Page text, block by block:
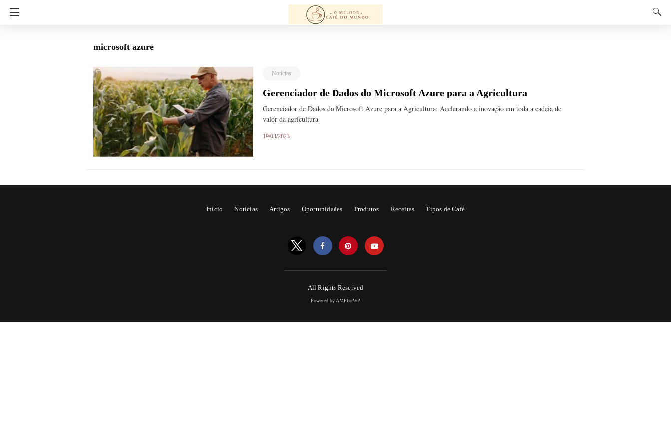
microsoft azure
Notícias
Gerenciador de Dados do Microsoft Azure para a Agricultura
Gerenciador de Dados do Microsoft Azure para a Agricultura: Acelerando a inovação em toda a cadeia de
valor da agricultura
19/03/2023
Início Notícias Artigos Oportunidades Produtos Receitas Tipos de Café
All Rights Reserved
Powered by AMPforWP